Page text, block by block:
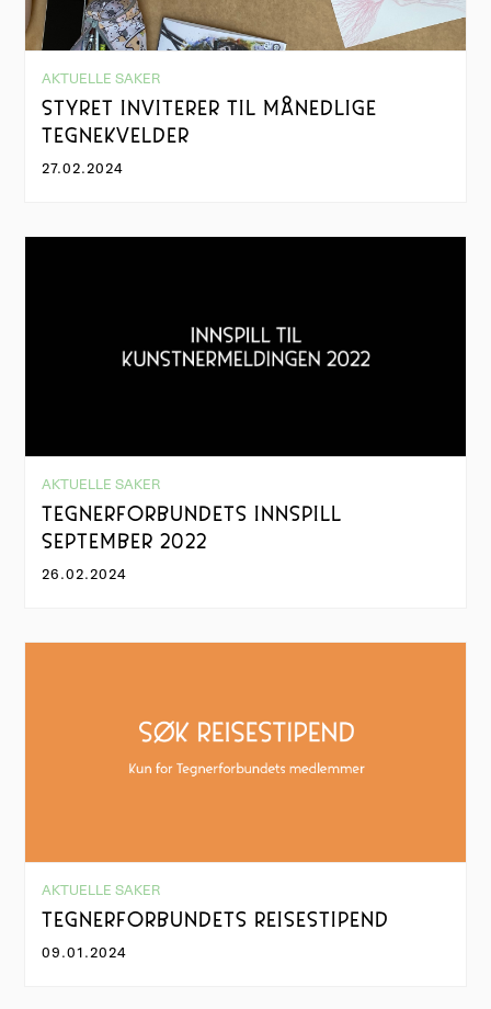
AKTUELLE SAKER
STYRET INVITERER TIL MÅNEDLIGE
TEGNEKVELDER
27.02.2024
AKTUELLE SAKER
TEGNERFORBUNDETS INNSPILL
SEPTEMBER 2022
26.02.2024
AKTUELLE SAKER
TEGNERFORBUNDETS REISESTIPEND
09.01.2024